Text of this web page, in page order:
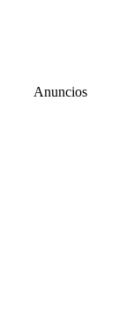
Anuncios